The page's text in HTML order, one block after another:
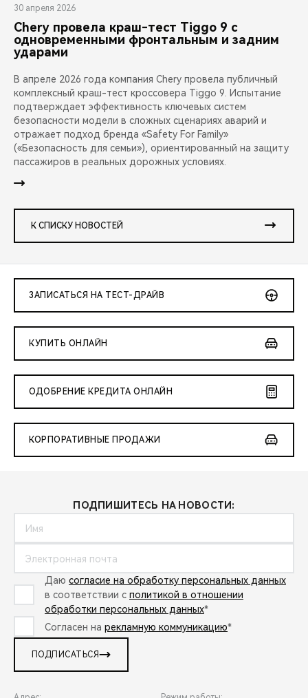
30 апреля 2026
Chery провела краш-тест Tiggo 9 с
одновременными фронтальным и задним
ударами
В апреле 2026 года компания Chery провела публичный
комплексный краш-тест кроссовера Tiggo 9. Испытание
подтверждает эффективность ключевых систем
безопасности модели в сложных сценариях аварий и
отражает подход бренда «Safety For Family»
(«Безопасность для семьи»), ориентированный на защиту
пассажиров в реальных дорожных условиях.
К СПИСКУ НОВОСТЕЙ
ЗАПИСАТЬСЯ НА ТЕСТ-ДРАЙВ
КУПИТЬ ОНЛАЙН
ОДОБРЕНИЕ КРЕДИТА ОНЛАЙН
КОРПОРАТИВНЫЕ ПРОДАЖИ
ПОДПИШИТЕСЬ НА НОВОСТИ:
Даю согласие на обработку персональных данных
в соответствии с политикой в отношении
обработки персональных данных*
Согласен на рекламную коммуникацию*
ПОДПИСАТЬСЯ